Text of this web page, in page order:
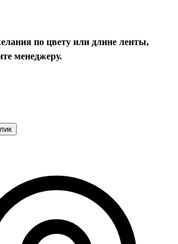
по цвету или длине ленты,
менеджеру.